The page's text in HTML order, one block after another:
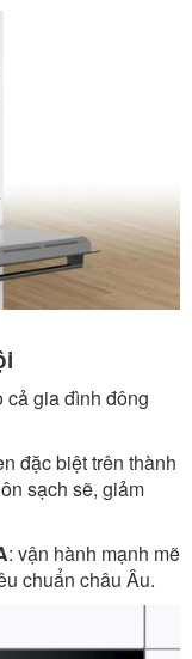
cả gia đình đông
đặc biệt trên thành
sạch sẽ, giảm
: vận hành mạnh mẽ
chuẩn châu Âu.